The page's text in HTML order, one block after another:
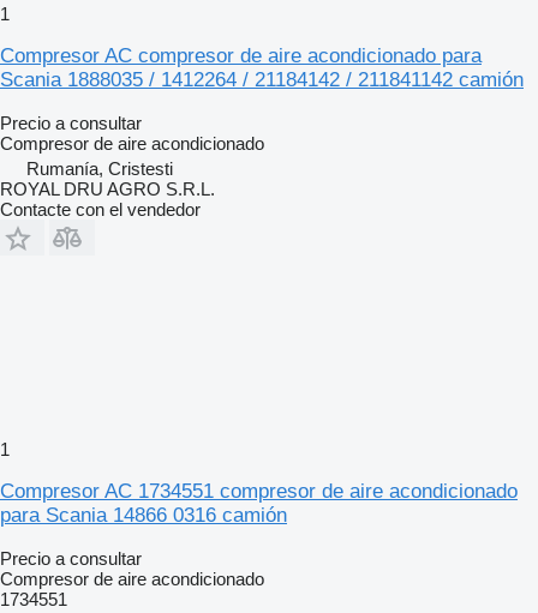
1
Compresor AC compresor de aire acondicionado para
Scania 1888035 / 1412264 / 21184142 / 211841142 camión
Precio a consultar
Compresor de aire acondicionado
Rumanía, Cristesti
ROYAL DRU AGRO S.R.L.
Contacte con el vendedor
1
Compresor AC 1734551 compresor de aire acondicionado
para Scania 14866 0316 camión
Precio a consultar
Compresor de aire acondicionado
1734551